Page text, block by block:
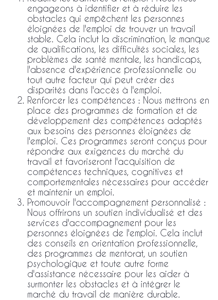
engageons à identifier et à réduire les
obstacles qui empêchent les personnes
éloignées de l'emploi de trouver un travail
stable. Cela inclut la discrimination, le manque
de qualifications, les difficultés sociales, les
problèmes de santé mentale, les handicaps,
l'absence d'expérience professionnelle ou
tout autre facteur qui peut créer des
disparités dans l'accès à l'emploi.
Renforcer les compétences : Nous mettrons en
place des programmes de formation et de
développement des compétences adaptés
aux besoins des personnes éloignées de
l'emploi. Ces programmes seront conçus pour
répondre aux exigences du marché du
travail et favoriseront l'acquisition de
compétences techniques, cognitives et
comportementales nécessaires pour accéder
et maintenir un emploi.
Promouvoir l'accompagnement personnalisé :
Nous offrirons un soutien individualisé et des
services d'accompagnement pour les
personnes éloignées de l'emploi. Cela inclut
des conseils en orientation professionnelle,
des programmes de mentorat, un soutien
psychologique et toute autre forme
d'assistance nécessaire pour les aider à
surmonter les obstacles et à intégrer le
marché du travail de manière durable.